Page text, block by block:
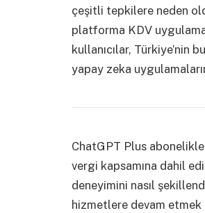
çeşitli tepkilere neden
platforma KDV
kullanıcılar,
yapay zeka
ChatGPT Plus
vergi kapsamına dahil
deneyimini nasıl
hizmetlere devam